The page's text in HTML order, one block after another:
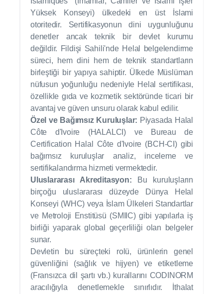
Yüksek Konseyi) ülkedeki en üst İslami
otoritedir. Sertifikasyonun dini uygunluğunu
denetler ancak teknik bir devlet kurumu
değildir. Fildişi Sahili'nde Helal belgelendirme
süreci, hem dini hem de teknik standartların
birleştiği bir yapıya sahiptir. Ülkede Müslüman
nüfusun yoğunluğu nedeniyle Helal sertifikası,
özellikle gıda ve kozmetik sektöründe ticari bir
avantaj ve güven unsuru olarak kabul edilir.
Özel ve Bağımsız Kuruluşlar: Piyasada Halal
Côte d'Ivoire (HALALCI) ve Bureau de
Certification Halal Côte d'Ivoire (BCH-CI) gibi
bağımsız kuruluşlar analiz, inceleme ve
sertifikalandırma hizmeti vermektedir.
Uluslararası Akreditasyon: Bu kuruluşların
birçoğu uluslararası düzeyde Dünya Helal
Konseyi (WHC) veya İslam Ülkeleri Standartlar
ve Metroloji Enstitüsü (SMIIC) gibi yapılarla iş
birliği yaparak global geçerliliği olan belgeler
sunar.
Devletin bu süreçteki rolü, ürünlerin genel
güvenliğini (sağlık ve hijyen) ve etiketleme
(Fransızca dil şartı vb.) kurallarını CODINORM
aracılığıyla denetlemekle sınırlıdır. İthalat